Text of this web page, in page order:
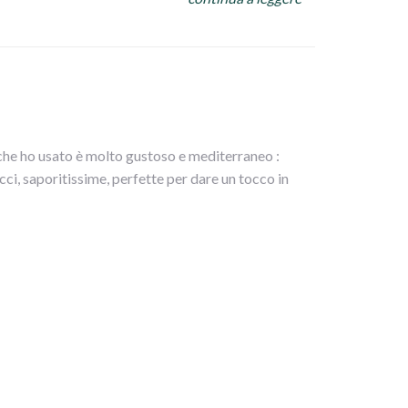
a 180° per circa 20 minuti (si possono anche
ho usato è molto gustoso e mediterraneo :
saporitissime, perfette per dare un tocco in